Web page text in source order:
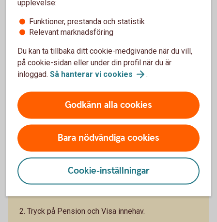
Climate Impact - Placera din tjänstepension med
fokus på en hållbar
utveckling (swedbank-robur.se)
Se dina försäkringar
Du kan se dina försäkringar och byta fonder i både
internetbanken, appen eller via portalen Mina
Försäkringar.
I internetbanken och appen
2. Tryck på Pension och Visa innehav.
upplevelse:
Funktioner, prestanda och statistik
Relevant marknadsföring
Du kan ta tillbaka ditt cookie-medgivande när du vill,
på cookie-sidan eller under din profil när du är
inloggad. Så hanterar vi cookies .
Godkänn alla cookies
Bara nödvändiga cookies
Cookie-inställningar